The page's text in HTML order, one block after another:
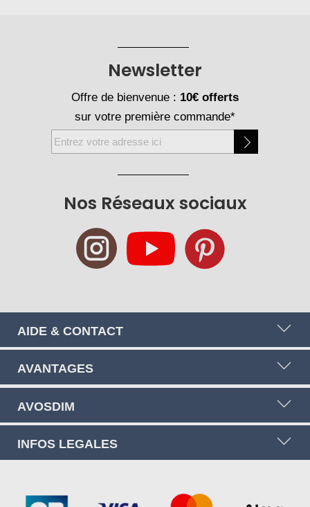
Nos Réseaux sociaux
Newsletter
Offre de bienvenue : 10€ offerts
sur votre première commande*
Inscription
à
AIDE & CONTACT
AVANTAGES
AVOSDIM
INFOS LEGALES